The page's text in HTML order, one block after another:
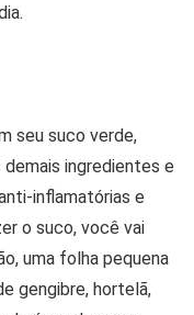
seu suco verde,
ingredientes e
inflamatórias e
o suco, você vai
uma folha pequena
gengibre, hortelã,